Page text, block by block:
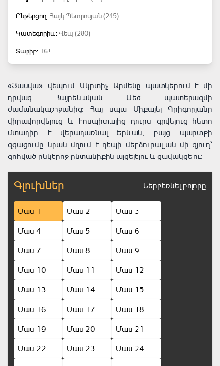
Ընթերցող: Հայկ Պետրոսյան (245)
Կատեգորիա:Վեպ (280)
Տարիք: 16+
«Յասվա» վեպում Մկրտիչ Արմենը պատկերում է մի
դրվագ Հայրենական Մեծ պատերազմի
ժամանակաշրջանից։ Հայ սպա Միքայել Գրիգորյանը
վիրավորվելուց և հոսպիտալից դուրս գրվելուց հետո
մտադիր է վերադառնալ Երևան, բայց պարտքի
զգացումը նրան մղում է դեպի մերձուրալյան մի գյուղ՝
զոհված ընկերոջ ընտանիքին այցելելու և ցավակցելու։
Գլուխներ Ներբեռնել բոլորը
Մաս 1 Մաս 2
Մաս 3
Մաս 4
Մաս 5
Մաս 6
Մաս 7
Մաս 8
Մաս 9
Մաս 10
Մաս 11
Մաս 12
Մաս 13
Մաս 14
Մաս 15
Մաս 16
Մաս 17
Մաս 18
Մաս 19
Մաս 20
Մաս 21
Մաս 22
Մաս 23
Մաս 24